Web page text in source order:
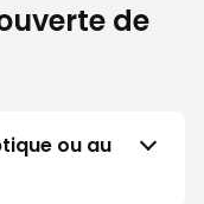
de
ou au